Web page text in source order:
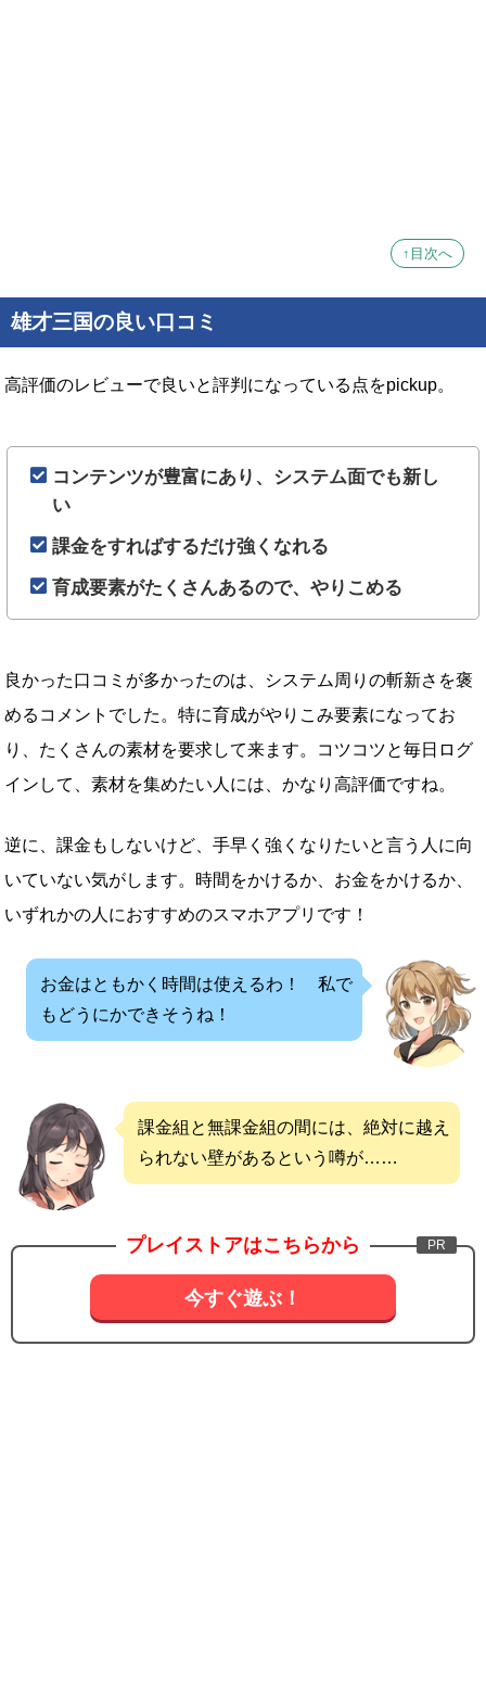
↑目次へ
雄才三国の良い口コミ
高評価のレビューで良いと評判になっている点をpickup。
コンテンツが豊富にあり、システム面でも新し
い
課金をすればするだけ強くなれる
育成要素がたくさんあるので、やりこめる
良かった口コミが多かったのは、システム周りの斬新さを褒
めるコメントでした。特に育成がやりこみ要素になってお
り、たくさんの素材を要求して来ます。コツコツと毎日ログ
インして、素材を集めたい人には、かなり高評価ですね。
逆に、課金もしないけど、手早く強くなりたいと言う人に向
いていない気がします。時間をかけるか、お金をかけるか、
いずれかの人におすすめのスマホアプリです！
お金はともかく時間は使えるわ！ 私で
もどうにかできそうね！
課金組と無課金組の間には、絶対に越え
られない壁があるという噂が……
プレイストアはこちらから
今すぐ遊ぶ！